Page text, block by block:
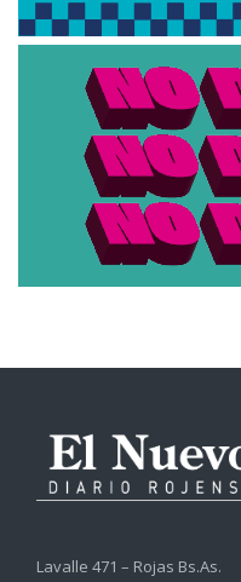
Lavalle 471 – Rojas Bs.As.